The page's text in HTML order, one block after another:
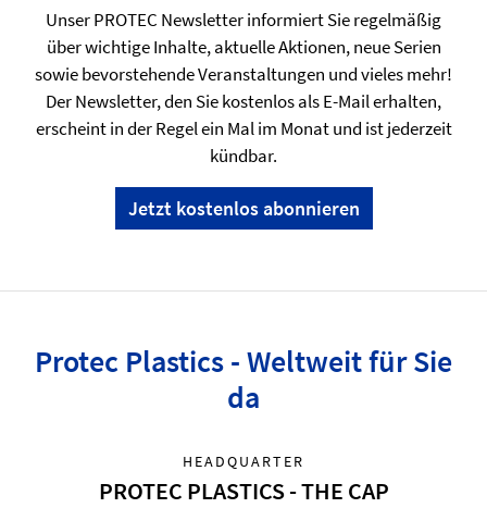
Unser PROTEC Newsletter informiert Sie regelmäßig
über wichtige Inhalte, aktuelle Aktionen, neue Serien
sowie bevorstehende Veranstaltungen und vieles mehr!
Der Newsletter, den Sie kostenlos als E-Mail erhalten,
erscheint in der Regel ein Mal im Monat und ist jederzeit
kündbar.
Jetzt kostenlos abonnieren
Protec Plastics - Weltweit für Sie
da
HEADQUARTER
PROTEC PLASTICS - THE CAP